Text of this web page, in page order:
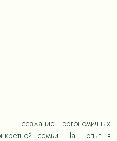
создание эргономичных
семьи. Наш опыт в